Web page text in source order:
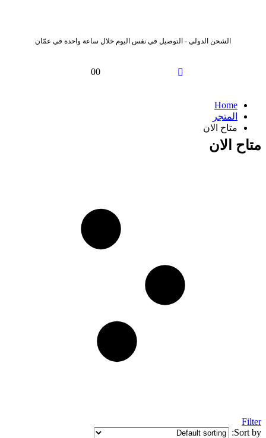
الشحن الدولي - التوصيل في نفس اليوم خلال ساعة واحدة في عمّان
00
Home
المتجر
متاح الان
متاح الان
Filter
Sort by: